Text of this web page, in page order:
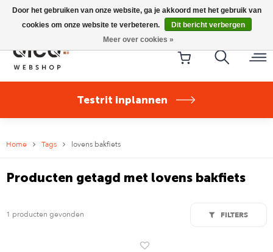
Riese & Müller Nevo5 Silent Core nu direct uit voorraad
leverbaar!
Testrit inplannen
Home Tags lovens bakfiets
Producten getagd met lovens bakfiets
1 producten gevonden FILTERS
Door het gebruiken van onze website, ga je akkoord met het gebruik van
cookies om onze website te verbeteren.
Dit bericht verbergen
Meer over cookies »